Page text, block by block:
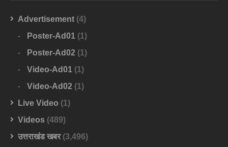
Advertisement (4)
Poster-Ad01 (1)
Poster-Ad02 (1)
Video-Ad01 (1)
Video-Ad02 (1)
Live Video (1)
Videos (489)
उत्तराखंड खबर(3,496)